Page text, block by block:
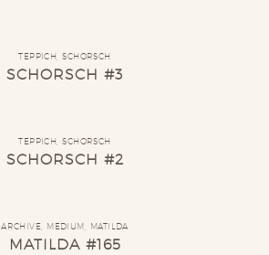
TEPPICH ,SCHORSCH
SCHORSCH #3
TEPPICH ,SCHORSCH
SCHORSCH #2
ARCHIVE MEDIUM MATILDA
MATILDA #165